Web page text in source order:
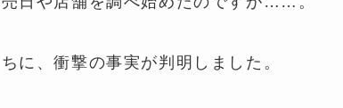
に、衝撃の事実が判明しました。